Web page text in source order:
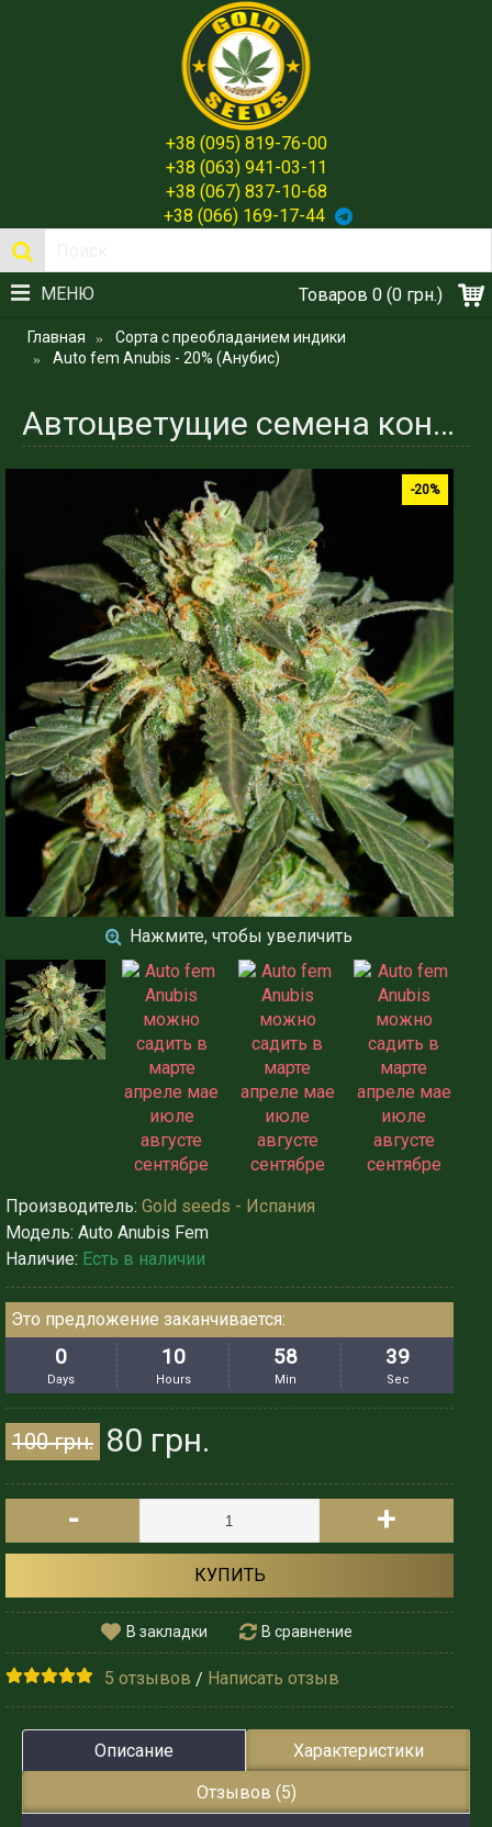
+38 (095) 819-76-00
+38 (063) 941-03-11
+38 (067) 837-10-68
+38 (066) 169-17-44
Товаров 0 (0 грн.)
МЕНЮ
Главная
Сорта с преобладанием индики
Auto fem Anubis - 20% (Анубис)
Автоцветущие семена конопли сорта Anubis (Анубис) - Испания Gold Seeds
-20%
Нажмите, чтобы увеличить
Производитель: Gold seeds - Испания
Модель: Auto Anubis Fem
Наличие: Есть в наличии
Это предложение заканчивается:
0
Days
10
Hours
58
Min
37
Sec
100 грн. 80 грн.
- +
КУПИТЬ
В закладки В сравнение
5 отзывов / Написать отзыв
Описание
Характеристики
Отзывов (5)